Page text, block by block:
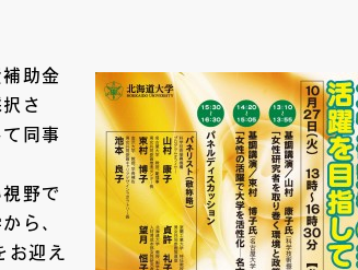
助金
さ
同事
野で
ら、
お迎え